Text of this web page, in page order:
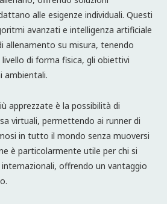
alle esigenze individuali. Questi
avanzati e intelligenza artificiale
allenamento su misura, tenendo
di forma fisica, gli obiettivi
ambientali.
apprezzate è la possibilità di
virtuali, permettendo ai runner di
in tutto il mondo senza muoversi
è particolarmente utile per chi si
offrendo un vantaggio